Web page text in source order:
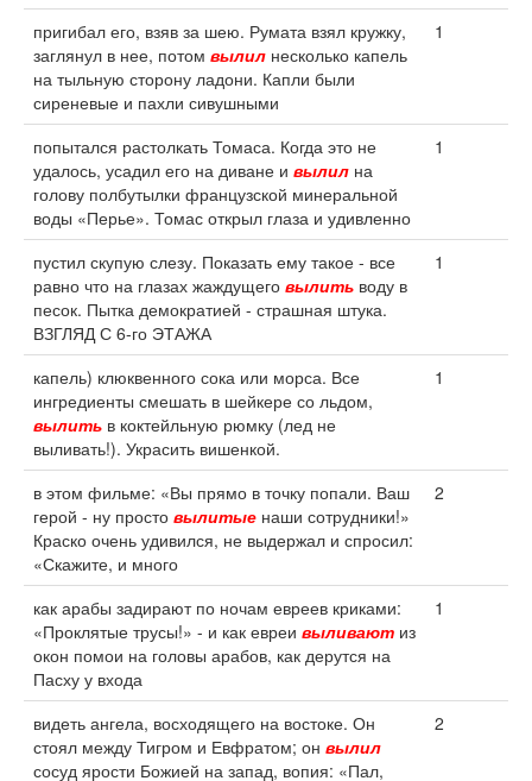
пригибал его, взяв за шею. Румата взял кружку,
заглянул в нее, потом вылил несколько капель
на тыльную сторону ладони. Капли были
сиреневые и пахли сивушными
1
попытался растолкать Томаса. Когда это не
удалось, усадил его на диване и вылил на
голову полбутылки французской минеральной
воды «Перье». Томас открыл глаза и удивленно
1
пустил скупую слезу. Показать ему такое - все
равно что на глазах жаждущего вылить воду в
песок. Пытка демократией - страшная штука.
ВЗГЛЯД С 6-го ЭТАЖА
1
капель) клюквенного сока или морса. Все
ингредиенты смешать в шейкере со льдом,
вылить в коктейльную рюмку (лед не
выливать!). Украсить вишенкой.
1
в этом фильме: «Вы прямо в точку попали. Ваш
герой - ну просто вылитые наши сотрудники!»
Краско очень удивился, не выдержал и спросил:
«Скажите, и много
2
как арабы задирают по ночам евреев криками:
«Проклятые трусы!» - и как евреи выливают из
окон помои на головы арабов, как дерутся на
Пасху у входа
1
видеть ангела, восходящего на востоке. Он
стоял между Тигром и Евфратом; он вылил
сосуд ярости Божией на запад, вопия: «Пал,
2